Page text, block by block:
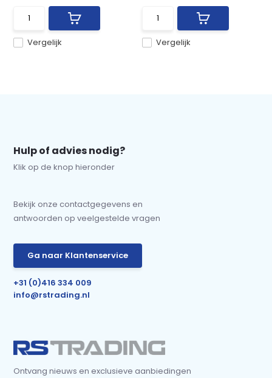
Vergelijk Vergelijk
Hulp of advies nodig?
Klik op de knop hieronder
Bekijk onze contactgegevens en
antwoorden op veelgestelde vragen
Ga naar Klantenservice
+31 (0)416 334 009
info@rstrading.nl
Ontvang nieuws en exclusieve aanbiedingen